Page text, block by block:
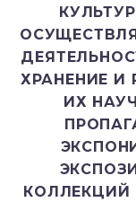
ХРАНЕНИЕ И
ИХ
КОЛЛЕКЦИЙ